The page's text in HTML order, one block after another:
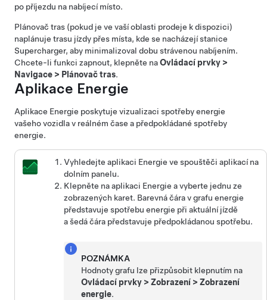
po příjezdu na nabíjecí místo.
Plánovač tras (pokud je ve vaší oblasti prodeje k dispozici)
naplánuje trasu jízdy přes místa, kde se nacházejí stanice
Supercharger, aby minimalizoval dobu strávenou nabíjením.
Chcete-li funkci zapnout, klepněte naOvládací prvky >
Navigace > Plánovač tras.
Aplikace Energie
Aplikace Energie poskytuje vizualizaci spotřeby energie
vašeho vozidla v reálném čase a předpokládané spotřeby
energie.
Vyhledejte aplikaci Energie ve spouštěči aplikací na
dolním panelu.
Klepněte na aplikaci Energie a vyberte jednu ze
zobrazených karet. Barevná čára v grafu energie
představuje spotřebu energie při aktuální jízdě
a šedá čára představuje předpokládanou spotřebu.
POZNÁMKA
Hodnoty grafu lze přizpůsobit klepnutím na
Ovládací prvky >Zobrazení >Zobrazení
energie.